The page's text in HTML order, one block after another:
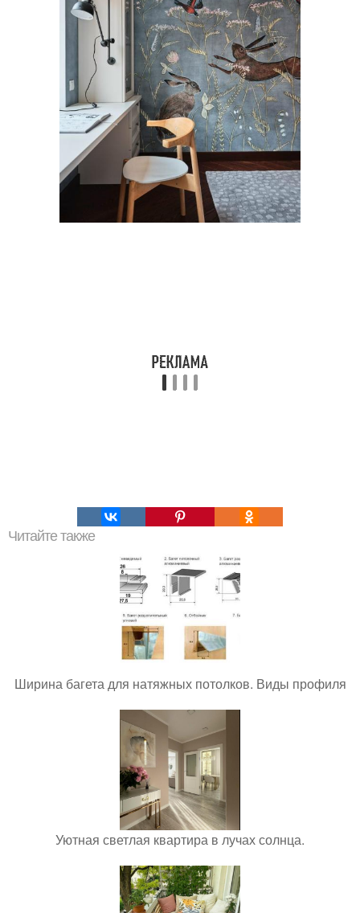
Читайте также
Ширина багета для натяжных потолков. Виды профиля
Уютная светлая квартира в лучах солнца.